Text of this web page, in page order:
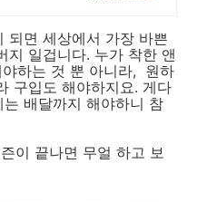
되면 세상에서 가장 바쁜
지 일겁니다. 누가 착한 앤
하는 것 뿐 아니라, 원하
구입도 해야하지요. 게다
배달까지 해야하니 참
이 끝나면 무얼 하고 보